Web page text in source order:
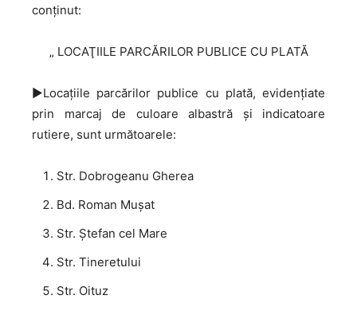
conținut:
„ LOCAŢIILE PARCĂRILOR PUBLICE CU PLATĂ
►Locaţiile parcărilor publice cu plată, evidenţiate
prin marcaj de culoare albastră și indicatoare
rutiere, sunt următoarele:
Str. Dobrogeanu Gherea
Bd. Roman Mușat
Str. Ştefan cel Mare
Str. Tineretului
Str. Oituz